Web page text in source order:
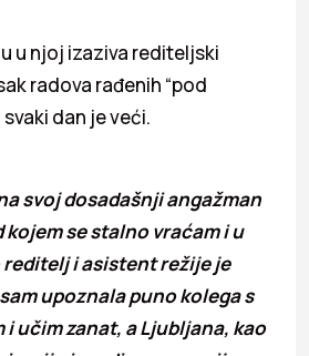
u njoj izaziva rediteljski
radova rađenih “pod
dan je veći.
svoj dosadašnji angažman
se stalno vraćam i u
reditelj i asistent režije je
upoznala puno kolega s
i učim zanat, a Ljubljana, kao